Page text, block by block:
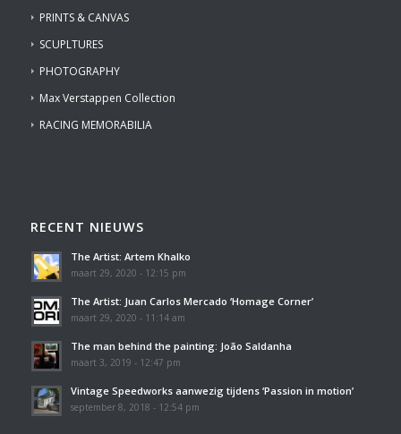
PRINTS & CANVAS
SCUPLTURES
PHOTOGRAPHY
Max Verstappen Collection
RACING MEMORABILIA
RECENT NIEUWS
The Artist: Artem Khalko
maart 29, 2020 - 12:15 pm
The Artist: Juan Carlos Mercado ‘Homage Corner’
maart 29, 2020 - 11:14 am
The man behind the painting: João Saldanha
maart 3, 2019 - 12:47 pm
Vintage Speedworks aanwezig tijdens ‘Passion in motion’
september 8, 2018 - 12:54 pm